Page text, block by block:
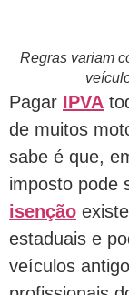
Regras variam
Pagar IPVA
de muitos
sabe é que,
imposto pode
isenção
estaduais e
veículos